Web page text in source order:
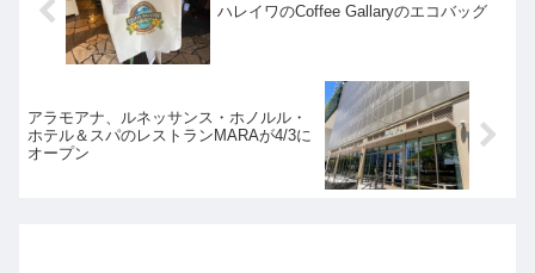
ハレイワのCoffee Gallaryのエコバッグ
アラモアナ、ルネッサンス・ホノルル・
ホテル＆スパのレストランMARAが4/3に
オープン